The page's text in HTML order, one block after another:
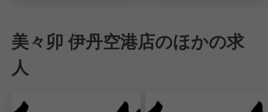
美々卯 伊丹空港店のほかの求
人